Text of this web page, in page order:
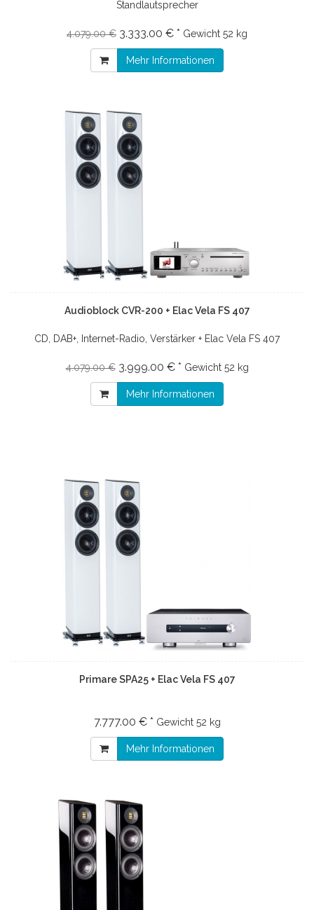
Standlautsprecher
4.079.00 € 3.333.00 € * Gewicht 52 kg
Mehr Informationen
Audioblock CVR-200 + Elac Vela FS 407
CD, DAB+, Internet-Radio, Verstärker + Elac Vela FS 407
4.079.00 € 3.999.00 € * Gewicht 52 kg
Mehr Informationen
Primare SPA25 + Elac Vela FS 407
7.777.00 € * Gewicht 52 kg
Mehr Informationen